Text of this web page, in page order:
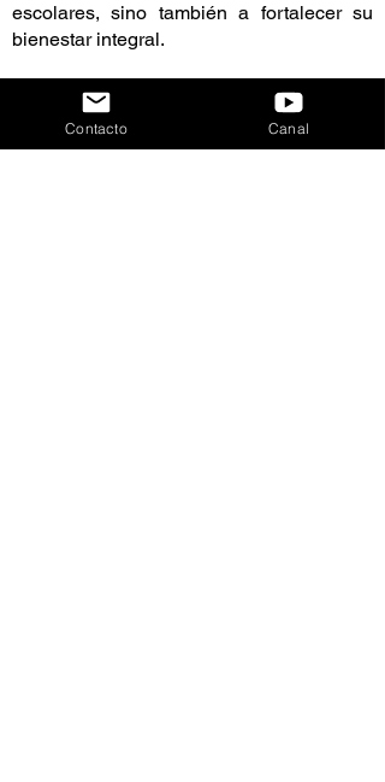
escolares, sino también a fortalecer su
bienestar integral.
Entre ellos destacó “Vida Plena, Corazón
Contento”, mediante el cual profesionales
de la salud emocional realizan
Contacto Canal